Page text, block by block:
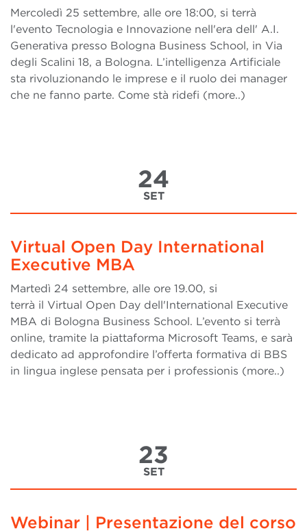
Mercoledì 25 settembre, alle ore 18:00, si terrà
l'evento Tecnologia e Innovazione nell'era dell' A.I.
Generativa presso Bologna Business School, in Via
degli Scalini 18, a Bologna. L’intelligenza Artificiale
sta rivoluzionando le imprese e il ruolo dei manager
che ne fanno parte. Come stà ridefi (more..)
24
SET
Virtual Open Day International
Executive MBA
Martedì 24 settembre, alle ore 19.00, si
terrà il Virtual Open Day dell'International Executive
MBA di Bologna Business School. L’evento si terrà
online, tramite la piattaforma Microsoft Teams, e sarà
dedicato ad approfondire l’offerta formativa di BBS
in lingua inglese pensata per i professionis (more..)
23
SET
Webinar | Presentazione del corso